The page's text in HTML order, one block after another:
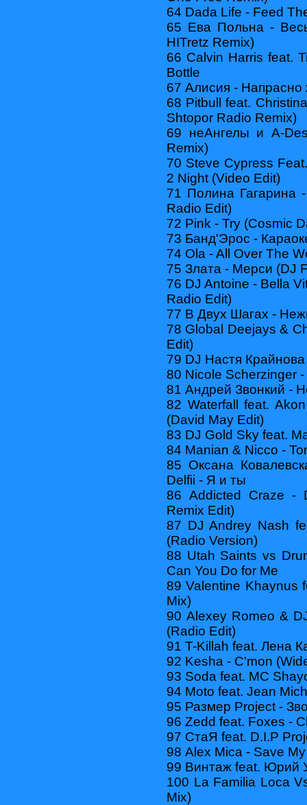
64 Dada Life - Feed
65 Ева Польна -
HITretz Remix)
66 Calvin Harris feat.
Bottle
67 Алисия - Напрасно
68 Pitbull feat.
Shtopor Radio Remix)
69 неАнгелы и A-
Remix)
70 Steve Cypress
2 Night (Video Edit)
71 Полина Гагарина
Radio Edit)
72 Pink - Try (Cosmic
73 Банд'Эрос -
74 Ola - All Over The
75 Злата - Мерси (DJ
76 DJ Antoine - Bella
Radio Edit)
77 В Двух Шагах -
78 Global Deejays &
Edit)
79 DJ Настя
80 Nicole Scherzinger
81 Андрей Звонкий -
82 Waterfall feat.
(David May Edit)
83 DJ Gold Sky feat.
84 Manian & Nicco -
85 Оксана
Delfii - Я и ты
86 Addicted Craze -
Remix Edit)
87 DJ Andrey Nash
(Radio Version)
88 Utah Saints vs
Can You Do for Me
89 Valentine Khaynus
Mix)
90 Alexey Romeo &
(Radio Edit)
91 T-Killah feat. Лена
92 Kesha - C'mon
93 Soda feat. MC
94 Moto feat. Jean
95 Размер Project -
96 Zedd feat. Foxes -
97 СтаЯ feat. D.I.P
98 Alex Mica - Save
99 Винтаж feat. Юрий
100 La Familia Loca
Mix)